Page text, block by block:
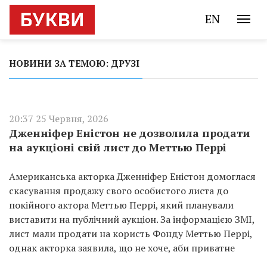
EN
НОВИНИ ЗА ТЕМОЮ: ДРУЗІ
20:37 25 Червня, 2026
Дженніфер Еністон не дозволила продати
на аукціоні свій лист до Меттью Перрі
Американська акторка Дженніфер Еністон домоглася
скасування продажу свого особистого листа до
покійного актора Меттью Перрі, який планували
виставити на публічний аукціон. За інформацією ЗМІ,
лист мали продати на користь Фонду Меттью Перрі,
однак акторка заявила, що не хоче, аби приватне